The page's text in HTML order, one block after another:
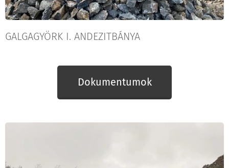
GALGAGYÖRK I. ANDEZITBÁNYA
Dokumentumok